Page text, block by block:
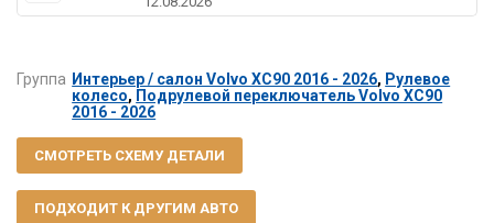
Группа Интерьер / салон Volvo XC90 2016 - 2026, Рулевое
колесо, Подрулевой переключатель Volvo XC90
2016 - 2026
СМОТРЕТЬ СХЕМУ ДЕТАЛИ
ПОДХОДИТ К ДРУГИМ АВТО